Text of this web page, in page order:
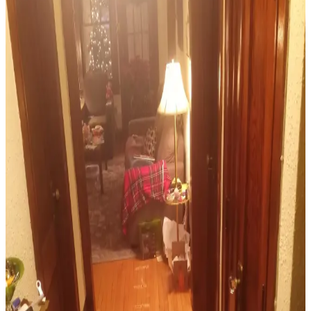
Sherwin Williams Cream & Sugar duvar rengine sahip odalarda
perde seçimi, halı ve dekorasyonla uyumlu tonlarda yapılmalı. Pinch
pleat model perdeler estetik görünüm sağlar ve ton çakışmasını
önler.
Maximalist ve Fantastik Bebek Odası İçin Uyumlu
Halı ve Perde Seçimi Rehberi
Maximalist bebek odası tasarımında halı ve perde seçimi, renk
uyumu, desen dengesi, temizlik kolaylığı ve bebeğin gelişimi göz
önünde bulundurularak yapılmalıdır. Aydınlatmada güvenli tavan
vantilatörleri tercih edilmelidir.
Salon Dekorasyonunda Halı, Mobilya ve Duvar
Düzenlemeleriyle Sıcak Mekân Yaratma
Salon dekorasyonunda doğru halı seçimi, mobilya yerleşimi ve
duvar aksesuarlarıyla sıcak ve kullanışlı bir yaşam alanı yaratmanın
yolları anlatılıyor.
Yemek Odası Dekorasyonunda Halı ve Aksesuar
Seçimi İçin Pratik İpuçları